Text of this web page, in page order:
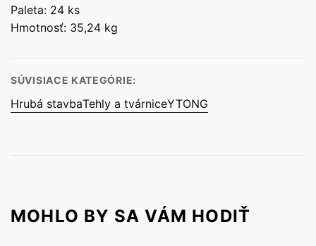
Paleta: 24 ks
Hmotnosť: 35,24 kg
SÚVISIACE KATEGÓRIE:
Hrubá stavbaTehly a tvárniceYTONG
MOHLO BY SA VÁM HODIŤ